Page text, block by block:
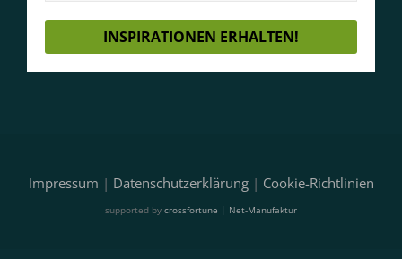
Impressum | Datenschutzerklärung| Cookie-Richtlinien
supported by crossfortune | Net-Manufaktur